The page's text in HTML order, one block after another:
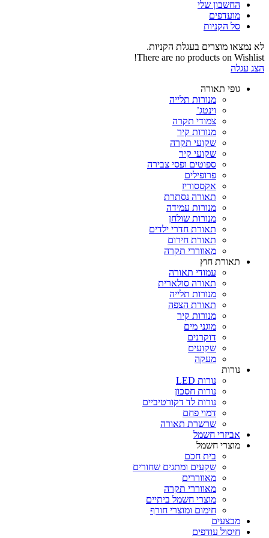
החשבון שלי‬
‫מועדפים‬‬
סל הקניות
לא נמצאו מוצרים בעגלת הקניות.
There are no products on Wishlist!
הצג עגלה
גופי תאורה
מנורות תלייה
וינטג’
צמודי תקרה
מנורות קיר
שקועי תקרה
שקועי קיר
ספוטים ופסי צבירה
פרופילים
אקססוריז
תאורה נסתרת
מנורות עמידה
מנורות שולחן
תאורת חדרי ילדים
תאורת חירום
מאווררי תקרה
תאורת חוץ
עמודי תאורה
תאורה סולארית
מנורות תלייה
תאורת הצפה
מנורות קיר
מוגני מים
דוקרנים
שקועים
מעקה
נורות
נורות LED
נורות חסכון
נורות לד דקורטיביים
דמוי פחם
שרשרת תאורה
אביזרי חשמל
מוצרי חשמל
בית חכם
שקעים ומתגים שחורים
מאווררים
מאווררי תקרה
מוצרי חשמל ביתיים
חימום ומוצרי חורף
מבצעים
חיסול עודפים